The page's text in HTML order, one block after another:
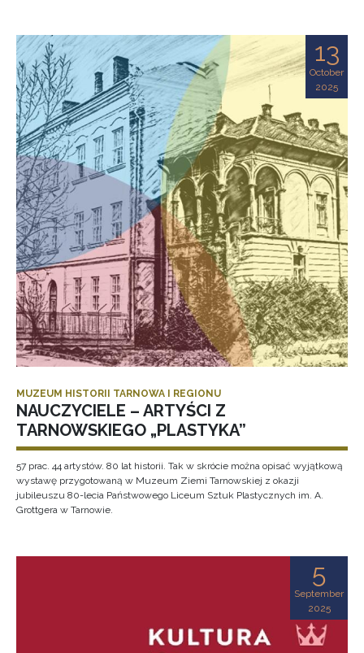
13
October
2025
MUZEUM HISTORII TARNOWA I REGIONU
NAUCZYCIELE – ARTYŚCI Z
TARNOWSKIEGO „PLASTYKA”
57 prac. 44 artystów. 80 lat historii. Tak w skrócie można opisać wyjątkową
wystawę przygotowaną w Muzeum Ziemi Tarnowskiej z okazji
jubileuszu 80-lecia Państwowego Liceum Sztuk Plastycznych im. A.
Grottgera w Tarnowie.
5
September
2025